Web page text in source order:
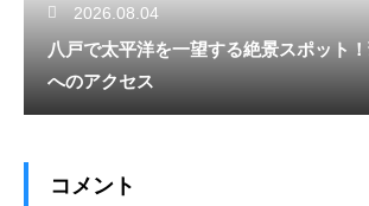
2026.08.04
八戸で太平洋を一望する絶景スポット
へのアクセス
コメント